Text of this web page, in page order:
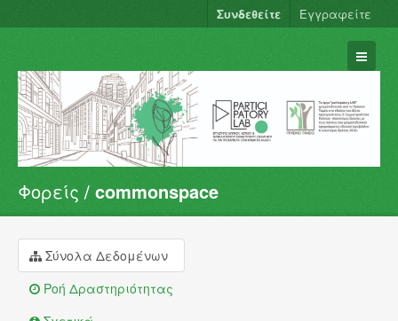
Συνδεθείτε Εγγραφείτε
Σύνολα Δεδομένων
Φορείς
Ομάδες
Σχετικά
Φορείς commonspace
Σύνολα Δεδομένων
Ροή Δραστηριότητας